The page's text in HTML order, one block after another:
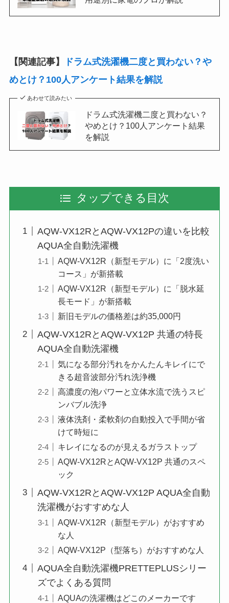
【関連記事】
ドラム式洗濯機二度と買わない？や
めとけ？100人アンケート結果を解説
あわせて読みたい
ドラム式洗濯機二度と買わない？
やめとけ？100人アンケート結果
を解説
タップできる目次
AQW-VX12RとAQW-VX12Pの違いを比較
AQUA全自動洗濯機
AQW-VX12R（新型モデル）に「2度洗い
コース」が新搭載
AQW-VX12R（新型モデル）に「脱水延
長モード」が新搭載
新旧モデルの価格差は約35,000円
AQW-VX12RとAQW-VX12P 共通の特長
AQUA全自動洗濯機
気になる部分汚れをかんたんキレイにで
きる超音波部分汚れ洗浄機
高濃度の泡パワーと立体水流で洗うスピ
ンバブル洗浄
液体洗剤・柔軟剤の自動投入で手間が省
けて時短に
キレイになるのが見えるガラストップ
AQW-VX12RとAQW-VX12P 共通のスペ
ック
AQW-VX12RとAQW-VX12P AQUA全自動
洗濯機がおすすめな人
AQW-VX12R（新型モデル）がおすすめ
な人
AQW-VX12P（型落ち）がおすすめな人
AQUA全自動洗濯機PRETTEPLUSシリー
ズでよくある質問
AQUAの洗濯機はどこのメーカーです